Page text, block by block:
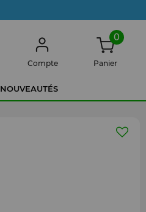
Compte
0
Panier
NOUVEAUTÉS